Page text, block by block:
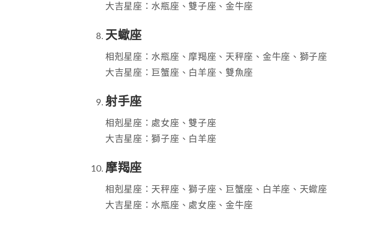
大吉星座：水瓶座、雙子座、金牛座
天蠍座
相剋星座：水瓶座、摩羯座、天秤座、金牛座、獅子座
大吉星座：巨蟹座、白羊座、雙魚座
射手座
相剋星座：處女座、雙子座
大吉星座：獅子座、白羊座
摩羯座
相剋星座：天秤座、獅子座、巨蟹座、白羊座、天蠍座
大吉星座：水瓶座、處女座、金牛座